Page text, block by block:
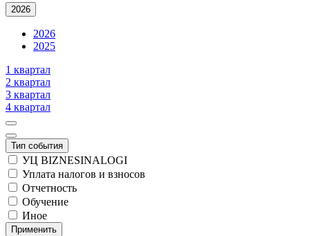
2026
2026
2025
1 квартал
2 квартал
3 квартал
4 квартал
Тип события
УЦ BIZNESINALOGI
Уплата налогов и взносов
Отчетность
Обучение
Иное
Применить